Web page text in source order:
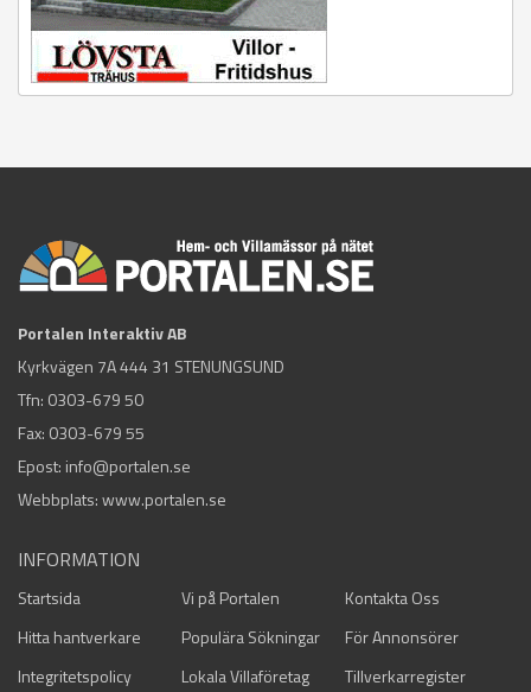
Portalen Interaktiv AB
Kyrkvägen 7A 444 31 STENUNGSUND
Tfn: 0303-679 50
Fax: 0303-679 55
Epost: info@portalen.se
Webbplats: www.portalen.se
INFORMATION
Startsida Vi på Portalen
Kontakta Oss
Hitta hantverkare
Populära Sökningar
För Annonsörer
Integritetspolicy
Lokala Villaföretag Tillverkarregister